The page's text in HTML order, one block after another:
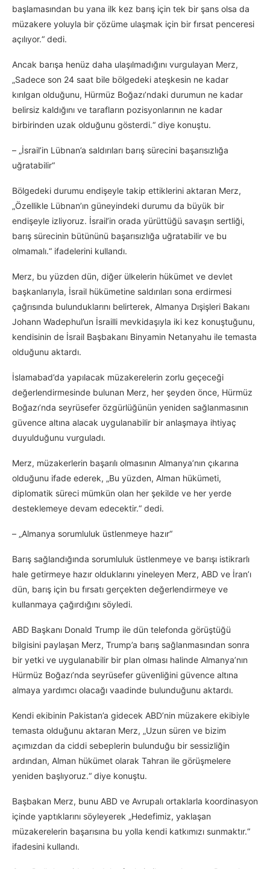
başlamasından bu yana ilk kez barış için tek bir şans olsa da
müzakere yoluyla bir çözüme ulaşmak için bir fırsat penceresi
açılıyor.“ dedi.
Ancak barışa henüz daha ulaşılmadığını vurgulayan Merz,
„Sadece son 24 saat bile bölgedeki ateşkesin ne kadar
kırılgan olduğunu, Hürmüz Boğazı’ndaki durumun ne kadar
belirsiz kaldığını ve tarafların pozisyonlarının ne kadar
birbirinden uzak olduğunu gösterdi.“ diye konuştu.
– „İsrail’in Lübnan’a saldırıları barış sürecini başarısızlığa
uğratabilir“
Bölgedeki durumu endişeyle takip ettiklerini aktaran Merz,
„Özellikle Lübnan’ın güneyindeki durumu da büyük bir
endişeyle izliyoruz. İsrail’in orada yürüttüğü savaşın sertliği,
barış sürecinin bütününü başarısızlığa uğratabilir ve bu
olmamalı.“ ifadelerini kullandı.
Merz, bu yüzden dün, diğer ülkelerin hükümet ve devlet
başkanlarıyla, İsrail hükümetine saldırıları sona erdirmesi
çağrısında bulunduklarını belirterek, Almanya Dışişleri Bakanı
Johann Wadephul’un İsrailli mevkidaşıyla iki kez konuştuğunu,
kendisinin de İsrail Başbakanı Binyamin Netanyahu ile temasta
olduğunu aktardı.
İslamabad’da yapılacak müzakerelerin zorlu geçeceği
değerlendirmesinde bulunan Merz, her şeyden önce, Hürmüz
Boğazı’nda seyrüsefer özgürlüğünün yeniden sağlanmasının
güvence altına alacak uygulanabilir bir anlaşmaya ihtiyaç
duyulduğunu vurguladı.
Merz, müzakerlerin başarılı olmasının Almanya’nın çıkarına
olduğunu ifade ederek, „Bu yüzden, Alman hükümeti,
diplomatik süreci mümkün olan her şekilde ve her yerde
desteklemeye devam edecektir.“ dedi.
– „Almanya sorumluluk üstlenmeye hazır“
Barış sağlandığında sorumluluk üstlenmeye ve barışı istikrarlı
hale getirmeye hazır olduklarını yineleyen Merz, ABD ve İran’ı
dün, barış için bu fırsatı gerçekten değerlendirmeye ve
kullanmaya çağırdığını söyledi.
ABD Başkanı Donald Trump ile dün telefonda görüştüğü
bilgisini paylaşan Merz, Trump’a barış sağlanmasından sonra
bir yetki ve uygulanabilir bir plan olması halinde Almanya’nın
Hürmüz Boğazı’nda seyrüsefer güvenliğini güvence altına
almaya yardımcı olacağı vaadinde bulunduğunu aktardı.
Kendi ekibinin Pakistan’a gidecek ABD’nin müzakere ekibiyle
temasta olduğunu aktaran Merz, „Uzun süren ve bizim
açımızdan da ciddi sebeplerin bulunduğu bir sessizliğin
ardından, Alman hükümet olarak Tahran ile görüşmelere
yeniden başlıyoruz.“ diye konuştu.
Başbakan Merz, bunu ABD ve Avrupalı ortaklarla koordinasyon
içinde yaptıklarını söyleyerek „Hedefimiz, yaklaşan
müzakerelerin başarısına bu yolla kendi katkımızı sunmaktır.“
ifadesini kullandı.